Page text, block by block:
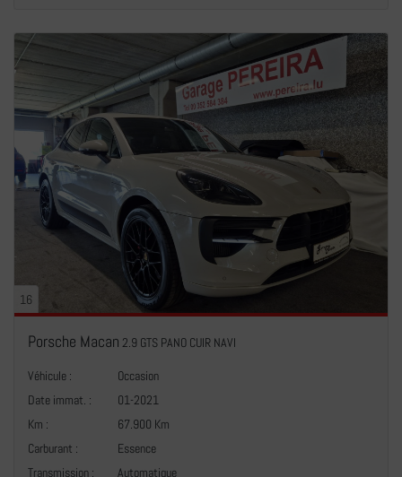
16
Porsche Macan 2.9 GTS PANO CUIR NAVI
Véhicule :
Occasion
Date immat. :
01-2021
Km :
67.900 Km
Carburant :
Essence
Transmission :
Automatique